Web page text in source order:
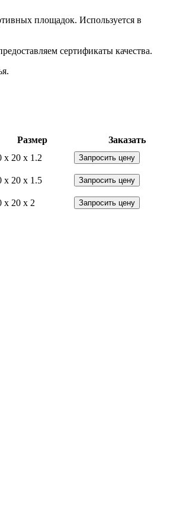
площадок. Используется в
сертификаты качества.
Размер
Заказать
x 20 x 1.2 Запросить цену
x 20 x 1.5 Запросить цену
x 20 x 2 Запросить цену